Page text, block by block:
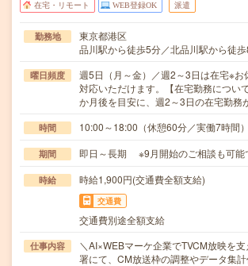
在宅・リモート WEB登録OK 派遣
勤務地
東京都港区
品川駅から徒歩5分／北品川駅から徒
曜日頻度
週5日（月～金）／週2～3日は在宅※お
対応いただけます。【在宅勤務につい
か月後を目安に、週2～3日の在宅勤務
時間 10:00～18:00（休憩60分／実働7時間）
期間 即日～長期 ※9月開始のご相談も可能
時給 時給1,900円(交通費全額支給)
交通費
交通費別途全額支給
仕事内容
＼AI×WEBマーケ企業でTVCM放映を
署にて、CM放送枠の調整やデータ集